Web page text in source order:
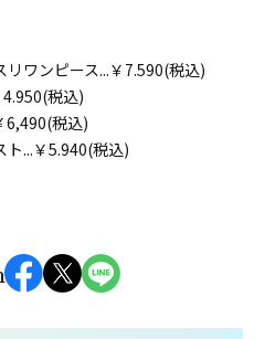
リワンピース...￥7.590(税込)
税込)
6,490(税込)
ト...￥5.940(税込)